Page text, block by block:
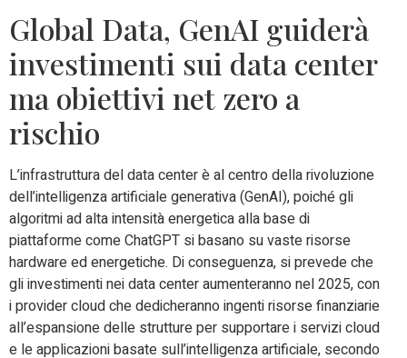
Global Data, GenAI guiderà
investimenti sui data center
ma obiettivi net zero a
rischio
L’infrastruttura del data center è al centro della rivoluzione
dell’intelligenza artificiale generativa (GenAI), poiché gli
algoritmi ad alta intensità energetica alla base di
piattaforme come ChatGPT si basano su vaste risorse
hardware ed energetiche. Di conseguenza, si prevede che
gli investimenti nei data center aumenteranno nel 2025, con
i provider cloud che dedicheranno ingenti risorse finanziarie
all’espansione delle strutture per supportare i servizi cloud
e le applicazioni basate sull’intelligenza artificiale, secondo